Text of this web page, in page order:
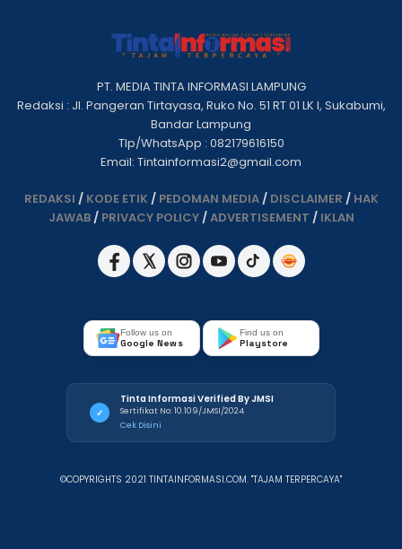
PT. MEDIA TINTA INFORMASI LAMPUNG
Redaksi : Jl. Pangeran Tirtayasa, Ruko No. 51 RT 01 LK I, Sukabumi,
Bandar Lampung
Tlp/WhatsApp : 082179616150
Email: Tintainformasi2@gmail.com
REDAKSI / KODE ETIK / PEDOMAN MEDIA/ DISCLAIMER / HAK
JAWAB/ PRIVACY POLICY/ADVERTISEMENT / IKLAN
Follow us on
Google News
Find us on
Playstore
✓
Tinta Informasi Verified By JMSI
Sertifikat No: 10.109/JMSI/2024
Cek Disini
©COPYRIGHTS 2021 TINTAINFORMASI.COM. "TAJAM TERPERCAYA"